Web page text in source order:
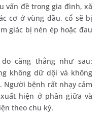
vấn đề trong gia đình, xã
cơ ở vùng đầu, cổ sẽ bị
giác bị nén ép hoặc đau
căng thẳng như sau:
không dữ dội và không
Người bệnh rất nhạy cảm
hiện ở phần giữa và
theo chu kỳ.